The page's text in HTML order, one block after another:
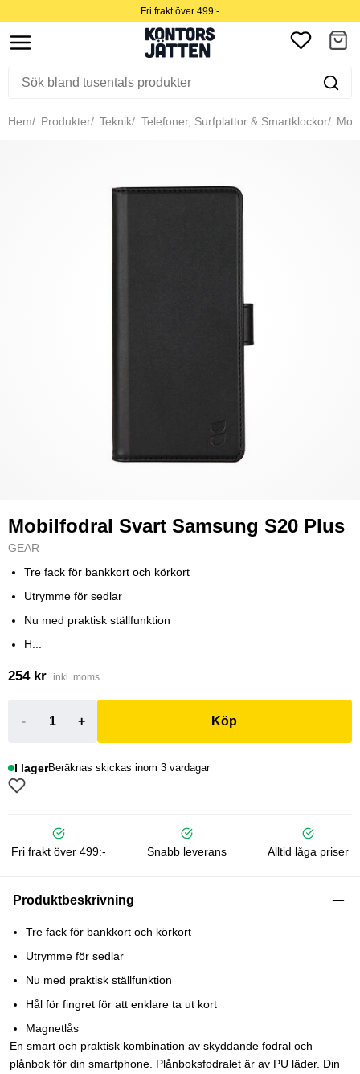
Fri frakt över 499:-
Hem Produkter Teknik Telefoner, Surfplattor & Smartklockor
Mobilfodral Svart Samsung S20 Plus
GEAR
Tre fack för bankkort och körkort
Utrymme för sedlar
Nu med praktisk ställfunktion
H...
254 kr inkl. moms
- + Köp
I lagerBeräknas skickas inom 3 vardagar
Fri frakt över 499:- Snabb leverans Alltid låga priser
Produktbeskrivning
Tre fack för bankkort och körkort
Utrymme för sedlar
Nu med praktisk ställfunktion
Hål för fingret för att enklare ta ut kort
Magnetlås
En smart och praktisk kombination av skyddande fodral och
plånbok för din smartphone. Plånboksfodralet är av PU läder. Din